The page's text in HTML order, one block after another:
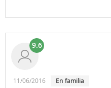
9.6
11/06/2016 en familia